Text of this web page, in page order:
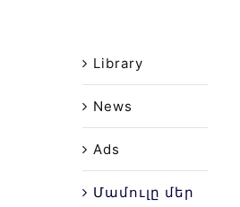
Library
News
Ads
Մամուլը մեր